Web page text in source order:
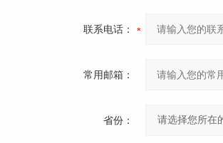
联系电话：
常用邮箱：
省份：